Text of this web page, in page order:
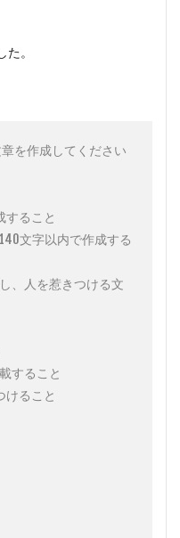
。
を作成してください
すること
文字以内で作成する
、人を惹きつける文
すること
けること